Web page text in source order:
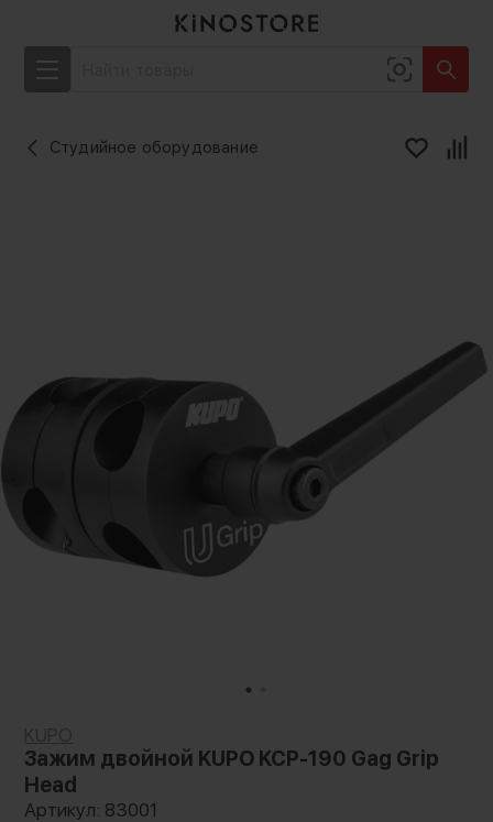
Студийное оборудование
Зажим двойной KUPO KCP-190 Gag Grip
Head
Артикул: 83001